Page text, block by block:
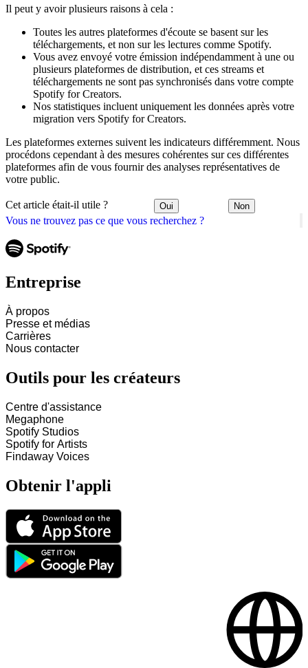
Vous ne trouvez pas ce que vous recherchez ?
Il peut y avoir plusieurs raisons à cela :
Toutes les autres plateformes d'écoute se basent sur les
téléchargements, et non sur les lectures comme Spotify.
Vous avez envoyé votre émission indépendamment à une ou
plusieurs plateformes de distribution, et ces streams et
téléchargements ne sont pas synchronisés dans votre compte
Spotify for Creators.
Nos statistiques incluent uniquement les données après votre
migration vers Spotify for Creators.
Les plateformes externes suivent les indicateurs différemment. Nous
procédons cependant à des mesures cohérentes sur ces différentes
plateformes afin de vous fournir des analyses représentatives de
votre public.
Cet article était-il utile ? Oui Non
Entreprise
À propos
Presse et médias
Carrières
Nous contacter
Outils pour les créateurs
Centre d'assistance
Megaphone
Spotify Studios
Spotify for Artists
Findaway Voices
Obtenir l'appli